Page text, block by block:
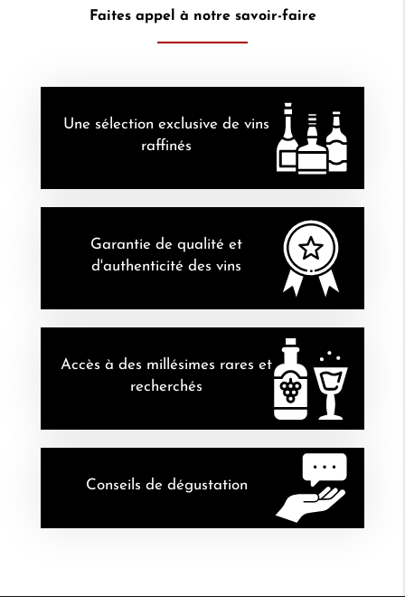
Faites appel à notre savoir-faire
Une sélection exclusive de vins
raffinés
Garantie de qualité et
d'authenticité des vins
Accès à des millésimes rares et
recherchés
Conseils de dégustation